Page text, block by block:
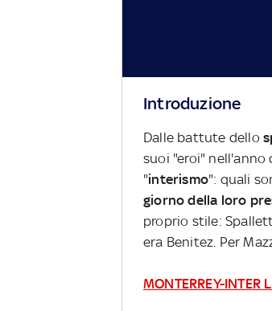
Introduzione
Dalle battute dello
suoi "eroi" nell'anno
"interismo": quali
giorno della loro
proprio stile:
era Benitez. Per
MONTERREY-INTER